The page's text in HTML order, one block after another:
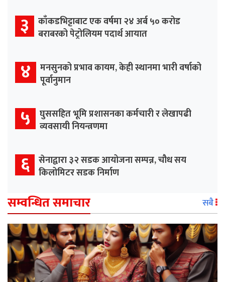
३ काँकडभिट्टाबाट एक वर्षमा २४ अर्ब ५० करोड
बराबरको पेट्रोलियम पदार्थ आयात
४ मनसुनको प्रभाव कायम, केही स्थानमा भारी वर्षाको
पूर्वानुमान
५ घुससहित भूमि प्रशासनका कर्मचारी र लेखापढी
व्यवसायी नियन्त्रणमा
६ सेनाद्वारा ३२ सडक आयोजना सम्पन्न, चौध सय
किलोमिटर सडक निर्माण
सम्वन्धित समाचार सबै